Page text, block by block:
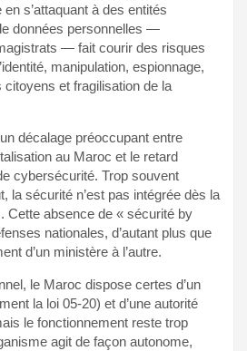
s’attaquant à des entités
données personnelles —
— fait courir des risques
manipulation, espionnage,
citoyens et fragilisation de la
décalage préoccupant entre
au Maroc et le retard
cybersécurité. Trop souvent
la sécurité n’est pas intégrée dès la
Cette absence de « sécurité by
nationales, d’autant plus que
d’un ministère à l’autre.
le Maroc dispose certes d’un
la loi 05-20) et d’une autorité
le fonctionnement reste trop
agit de façon autonome,